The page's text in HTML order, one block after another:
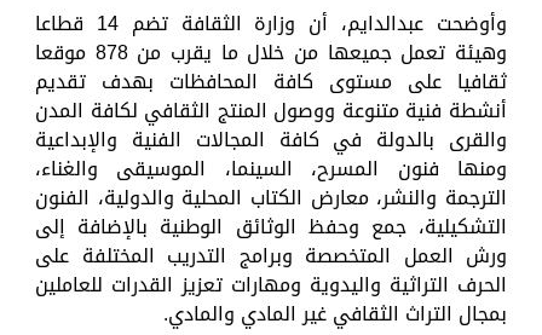
وأوضحت عبدالدايم، أن وزارة الثقافة تضم 14 قطاعا
وهيئة تعمل جميعها من خلال ما يقرب من 878 موقعا
ثقافيا على مستوى كافة المحافظات بهدف تقديم
أنشطة فنية متنوعة ووصول المنتج الثقافي لكافة المدن
والقرى بالدولة في كافة المجالات الفنية والإبداعية
ومنها فنون المسرح، السينما، الموسيقى والغناء،
الترجمة والنشر، معارض الكتاب المحلية والدولية، الفنون
التشكيلية، جمع وحفظ الوثائق الوطنية بالإضافة إلى
ورش العمل المتخصصة وبرامج التدريب المختلفة على
الحرف التراثية واليدوية ومهارات تعزيز القدرات للعاملين
بمجال التراث الثقافي غير المادي والمادي.